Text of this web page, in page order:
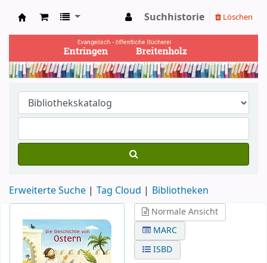
Ev. Bücherei Entringen
Suchhistorie Löschen
Erweiterte Suche Tag Cloud Bibliotheken
Normale Ansicht
MARC
ISBD